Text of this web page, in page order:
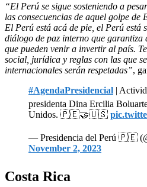
“El Perú se sigue sosteniendo a
las consecuencias de aquel golpe de
El Perú está acá de pie, el Perú está
diálogo de paz interno que
que pueden venir a invertir al país.
social, jurídica y reglas con las que
internacionales serán respetadas”,
#AgendaPresidencial |
presidenta Dina Ercilia
Unidos. 🇵🇪🤝🇺🇸
— Presidencia del Perú 🇵🇪
November 2, 2023
Costa Rica